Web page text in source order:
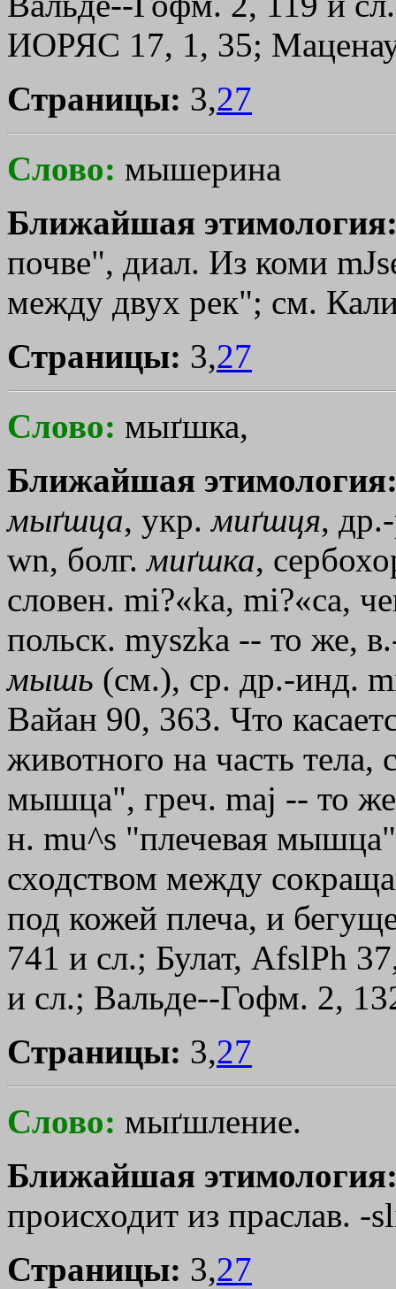
ИОРЯС 17, 1, 35;
Страницы: 3,27
Слово: мышерина
Ближайшая
почве", диал. Из коми
между двух рек"; см.
Страницы: 3,27
Слово: мыґшка,
Ближайшая
мыґшца, укр.миґшця,
wn, болг.миґшка,
словен. mi?«ka, mi?«са,
польск. myszka -- то же,
мышь (см.), ср. др.-инд.
Вайан 90, 363. Что
животного на часть тела,
мышца", греч. mаj -- то
н. mu^s "плечевая
сходством между
под кожей плеча, и
741 и сл.; Булат, AfslPh
и сл.; Вальде--Гофм. 2,
Страницы: 3,27
Слово: мыґшление.
Ближайшая
происходит из праслав. -
Страницы: 3,27